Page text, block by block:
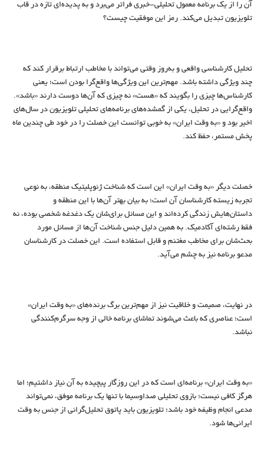
آن را از یک برنامه معمول تحلیلی-خبری فراتر می‌برد و به پدیده‌ای تازه در قاب
تلویزیون تبدیل می‌کند. رمز این موفقیت چیست؟
تحلیل کارشناسی واقعی و به‌روز وقتی می‌تواند با مخاطب ارتباط برقرار کند که
چند ویژگی داشته باشد. مهم‌ترین این ویژگی‌ها واقع‌گرا بودن است؛ یعنی
کارشناس‌ها چیزی را بگویند که «هست» نه چیزی که آن‌ها دوست دارند «باشد».
واقع‌گرایی در تحلیل، یکی از گمشده‌های برنامه‌های تحلیلی تلویزیون در سال‌های
اخیر بود و «به وقت ایران» به خوبی توانست این خصلت را در خود طی چندین ماه
پخش مستمر، حفظ کند.
خصلت دیگر «به وقت ایران» این است که شناخت ژئوپلیتیک منطقه، به نوعی
تجربه زیسته کارشناسان آن است؛ به بیان بهتر آن‌ها با این منطقه و
داستان‌هایش زندگی کرده‌اند و این مسائل برای‌‌شان یک دغدغه شخصی بوده، نه
فقط رشته‌ای آکادمیک. به همین دلیل جنس شناخت آن‌ها از مسائل مورد
بحث‌شان برای مخاطب مغتنم و قابل استفاده است. این خصلت در کارشناسان
مدعو برنامه نیز به چشم می‌آید.
در نهایت، صمیمت و خلاقیت نیز از مهم‌ترین برگ برنده‌های «به وقت ایران»
است؛ عناصری که باعث می‌شوند تماشای برنامه خالی از وجه سرگرم‌کنندگی
نباشد.
«به وقت ایران» برنامه‌ای است که در این روزگار پیچیده به آن نیاز داشتیم؛ اما
هرگز کافی نیست؛ بازوی تحلیلی صداوسیما با تنها یک برنامه موفق، نمی‌تواند
مدعی انجام وظیفه خود باشد؛ تلویزیون باید پاتوق تحلیل‌گرانی از جنس به وقت
ایرانی‌ها شود.